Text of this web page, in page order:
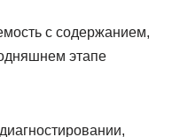
с содержанием,
этапе